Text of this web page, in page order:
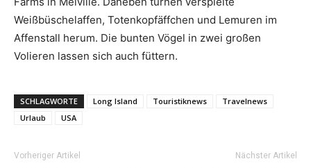
Weißbüschelaffen, Totenkopfäffchen und Lemuren im
Affenstall herum. Die bunten Vögel in zwei großen
Volieren lassen sich auch füttern.
SCHLAGWORTE Long Island Touristiknews
Travelnews
Urlaub
USA
Vorheriger Artikel Nächster Artikel